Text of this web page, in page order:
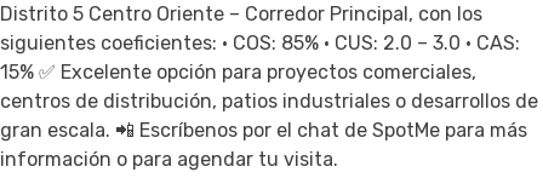
Distrito 5 Centro Oriente – Corredor Principal, con los
siguientes coeficientes: • COS: 85% • CUS: 2.0 – 3.0 • CAS:
15% ✅ Excelente opción para proyectos comerciales,
centros de distribución, patios industriales o desarrollos de
gran escala. 📲 Escríbenos por el chat de SpotMe para más
información o para agendar tu visita.